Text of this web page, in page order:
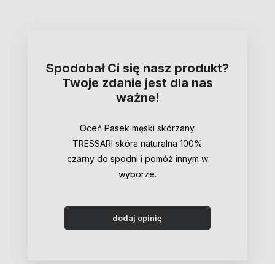
Spodobał Ci się nasz produkt?
Twoje zdanie jest dla nas
ważne!
Oceń Pasek męski skórzany
TRESSARI skóra naturalna 100%
czarny do spodni i pomóż innym w
wyborze.
dodaj opinię